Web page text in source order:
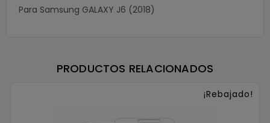
Para Samsung GALAXY J6 (2018)
PRODUCTOS RELACIONADOS
¡Rebajado!